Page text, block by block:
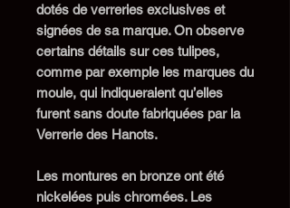
dotés de verreries exclusives et
signées de sa marque.On observe
certains détails sur ces tulipes,
comme par exempleles marques du
moule, qui indiqueraient qu’elles
furent sans doute fabriquées par la
Verrerie des Hanots.
Les montures en bronze ont été
nickelées puis chromées. Les